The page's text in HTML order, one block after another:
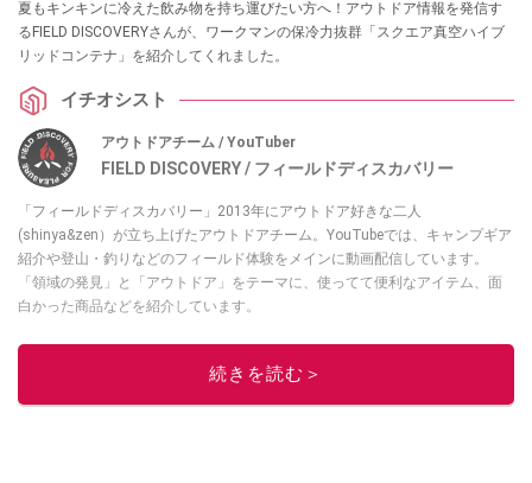
夏もキンキンに冷えた飲み物を持ち運びたい方へ！アウトドア情報を発信す
るFIELD DISCOVERYさんが、ワークマンの保冷力抜群「スクエア真空ハイブ
リッドコンテナ」を紹介してくれました。
イチオシスト
アウトドアチーム / YouTuber
FIELD DISCOVERY / フィールドディスカバリー
「フィールドディスカバリー」2013年にアウトドア好きな二人
(shinya&zen）が立ち上げたアウトドアチーム。YouTubeでは、キャンプギア
紹介や登山・釣りなどのフィールド体験をメインに動画配信しています。
「領域の発見」と「アウトドア」をテーマに、使ってて便利なアイテム、面
白かった商品などを紹介しています。
・Instagramは
続きを読む＞